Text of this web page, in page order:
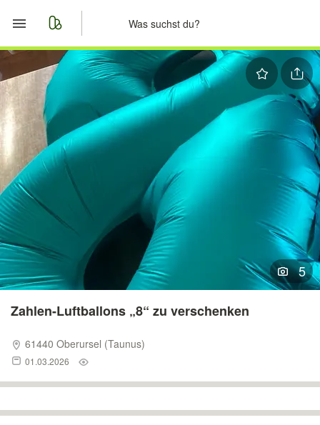
Start
Merkliste
Nachrichten
Anzeige aufgeben
5
Zahlen-Luftballons „8“ zu verschenken
61440 Oberursel (Taunus)
01.03.2026